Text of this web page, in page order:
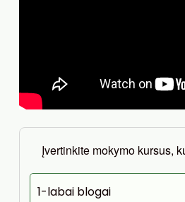
Įvertinkite mokymo kursus,
1-labai blogai